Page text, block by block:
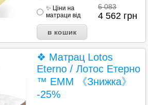
✨ Ціни на
матраци від
6 083
4 562 грн
❖ Матрац Lotos
Eterno / Лотос Етерно
™ ЕММ 《Знижка》
-25%